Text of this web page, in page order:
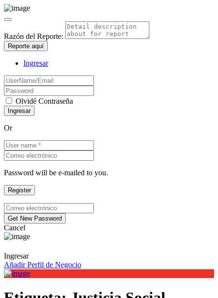
Razón del Reporte:
Reporte aquí
Ingresar
Olvidé Contraseña
Or
Password will be e-mailed to you.
Cancel
Ingresar
Añadir Perfil de Negocio